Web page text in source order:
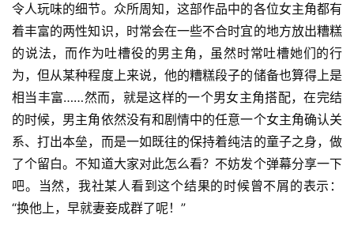
令人玩味的细节。众所周知，这部作品中的各位女主角都有
着丰富的两性知识，时常会在一些不合时宜的地方放出糟糕
的说法，而作为吐槽役的男主角，虽然时常吐槽她们的行
为，但从某种程度上来说，他的糟糕段子的储备也算得上是
相当丰富……然而，就是这样的一个男女主角搭配，在完结
的时候，男主角依然没有和剧情中的任意一个女主角确认关
系、打出本垒，而是一如既往的保持着纯洁的童子之身，做
了个留白。不知道大家对此怎么看？不妨发个弹幕分享一下
吧。当然，我社某人看到这个结果的时候曾不屑的表示：
“换他上，早就妻妾成群了呢！”